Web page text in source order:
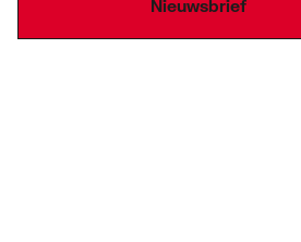
Nieuwsbrief